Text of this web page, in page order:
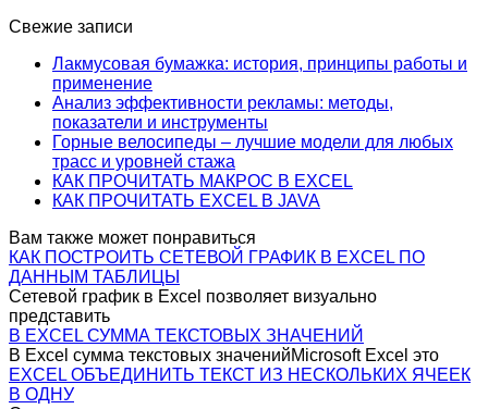
Свежие записи
Лакмусовая бумажка: история, принципы работы и
применение
Анализ эффективности рекламы: методы,
показатели и инструменты
Горные велосипеды – лучшие модели для любых
трасс и уровней стажа
КАК ПРОЧИТАТЬ МАКРОС В EXCEL
КАК ПРОЧИТАТЬ EXCEL В JAVA
Вам также может понравиться
КАК ПОСТРОИТЬ СЕТЕВОЙ ГРАФИК В EXCEL ПО
ДАННЫМ ТАБЛИЦЫ
Сетевой график в Excel позволяет визуально
представить
В EXCEL СУММА ТЕКСТОВЫХ ЗНАЧЕНИЙ
В Excel сумма текстовых значенийMicrosoft Excel это
EXCEL ОБЪЕДИНИТЬ ТЕКСТ ИЗ НЕСКОЛЬКИХ ЯЧЕЕК
В ОДНУ